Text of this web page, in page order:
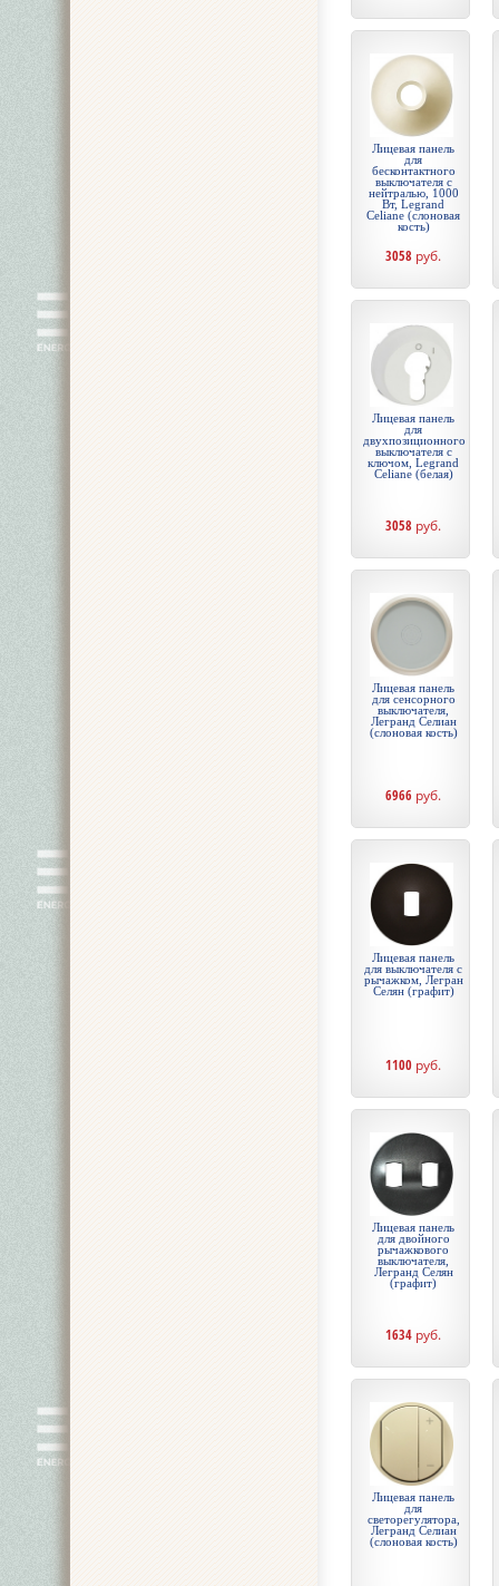
Лицевая панель
для
бесконтактного
выключателя с
нейтралью, 1000
Вт, Legrand
Celiane (слоновая
кость)
3058 руб.
Лицевая панель
для
двухпозиционного
выключателя с
ключом, Legrand
Celiane (белая)
3058 руб.
Лицевая панель
для сенсорного
выключателя,
Легранд Селиан
(слоновая кость)
6966 руб.
Лицевая панель
для выключателя с
рычажком, Легран
Селян (графит)
1100 руб.
Лицевая панель
для двойного
рычажкового
выключателя,
Легранд Селян
(графит)
1634 руб.
Лицевая панель
для
светорегулятора,
Легранд Селиан
(слоновая кость)